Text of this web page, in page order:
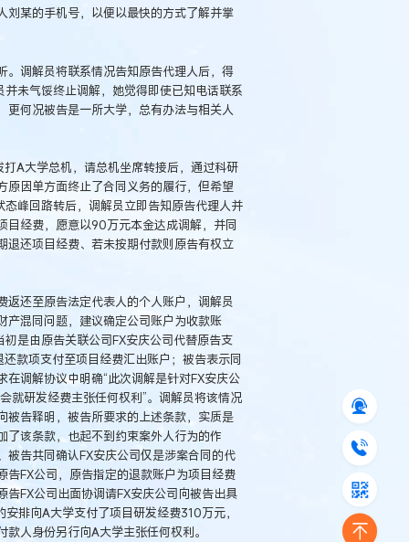
刘某的手机号，以便以最快的方式了解并掌
。调解员将联系情况告知原告代理人后，得
未气馁终止调解，她觉得即使已知电话联系
何况被告是一所大学，总有办法与相关人
A大学总机，请总机坐席转接后，通过科研
因单方面终止了合同义务的履行，但希望
峰回路转后，调解员立即告知原告代理人并
目经费，愿意以90万元本金达成调解，并同
退还项目经费、若未按期付款则原告有权立
还至原告法定代表人的个人账户，调解员
产混同问题，建议确定公司账户为收款账
是由原告关联公司FX安庆公司代替原告支
款项支付至项目经费汇出账户；被告表示同
调解协议中明确“此次调解是针对FX安庆公
就研发经费主张任何权利”。调解员将该情况
被告释明，被告所要求的上述条款，实质是
该条款，也起不到约束案外人行为的作
告共同确认FX安庆公司仅是涉案合同的代
FX公司，原告指定的退款账户为项目经费
FX公司出面协调请FX安庆公司向被告出具
排向A大学支付了项目研发经费310万元，
人身份另行向A大学主张任何权利。